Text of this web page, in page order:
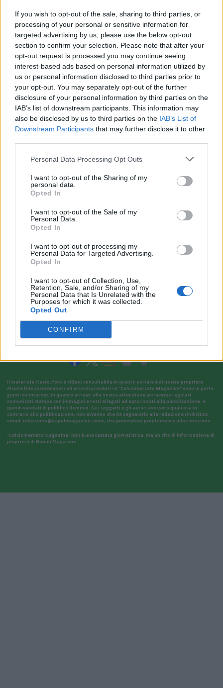
If you wish to opt-out of the sale, sharing to third parties, or
processing of your personal or sensitive information for
targeted advertising by us, please use the below opt-out
section to confirm your selection. Please note that after your
opt-out request is processed you may continue seeing
interest-based ads based on personal information utilized by
us or personal information disclosed to third parties prior to
your opt-out. You may separately opt-out of the further
disclosure of your personal information by third parties on the
IAB’s list of downstream participants. This information may
also be disclosed by us to third parties on the IAB’s List of
Downstream Participants that may further disclose it to other
Personal Data Processing Opt Outs
I want to opt-out of the Sharing of my
personal data.
Opted In
I want to opt-out of the Sale of my
Personal Data.
Opted In
I want to opt-out of processing my
Personal Data for Targeted Advertising.
Opted In
I want to opt-out of Collection, Use,
Retention, Sale, and/or Sharing of my
Personal Data that Is Unrelated with the
Purposes for which it was collected.
Opted Out
CONFIRM
La destinazione è tutta da vedere, d’altronde queste non
sono certo le ore in cui prendere decisioni affrettate, come ha
affermato lo stesso Cristiano Ronaldo in conferenza. Sullo
sfondo c’è l’ipotesi di un futuro proprio in Mls, negli Stati Uniti,
che in queste settimane lo hanno accolto e coccolato come un
re, ma anche scenari più “romantici” come un ritorno in Europa,
magari proprio in Portogallo. Quello che sembra certo, dopo
queste settimane che lo hanno visto entrare ancora di più
nella storia come primo giocatore a segnare almeno un gol in
ben sei Mondiali, è che il ritiro non è una possibilità: “Sarò io a
decidere quando smettere, non voi”, ha ribadito ai giornalisti
presenti in conferenza. E allora, tempo di asciugare le lacrime
e smaltire la delusione e per CR7 sarà di nuovo il tempo di
ripartire, magari lontano dall’Arabia.
VAI ALLA VERSIONE CLASSICA
Il materiale (testo, foto e video) consultabile in questo portale è di nostra proprietà.
Alcune foto (screenshot) ed articoli presenti su "Calciomercato Magazine" sono in parte
giunti da internet, in quanto arrivati alla nostra attenzione attraverso regolari
comunicati stampa con immagini e testi allegati ed autorizzati alla pubblicazione, e
quindi valutati di pubblico dominio. Se i soggetti o gli autori avessero qualcosa in
contrario alla pubblicazione, non avranno che da segnalarlo alla redazione (indirizzo
email: redazione@napolimagazine.com), che provvederà prontamente alla rimozione.
"Calciomercato Magazine" non è una testata giornalistica, ma un sito di informazione di
proprietà di Napoli Magazine.